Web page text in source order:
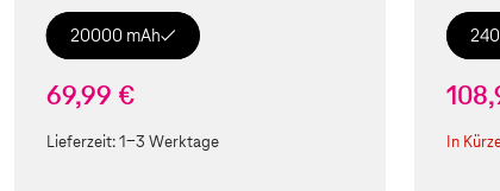
20000 mAh
69,99 €
Lieferzeit:1-3 Werktage In